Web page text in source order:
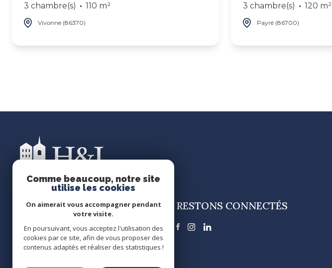
3 chambre(s)
110 m²
Vivonne (86370)
3 chambre(s)
120 m²
Payré (86700)
H&I Patrimoine
0650606165
contact@hi-patrimoine.fr
4 RUE DE LA CROIX BLANCHE
RESTONS CONNECTÉS
Comme beaucoup, notre site
utilise les cookies
On aimerait vous accompagner pendant
votre visite.
En poursuivant, vous acceptez l'utilisation des
cookies par ce site, afin de vous proposer des
contenus adaptés et réaliser des statistiques !